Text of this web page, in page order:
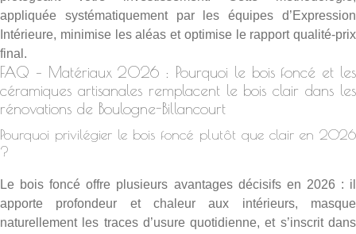
appliquée systématiquement par les équipes d’Expression
Intérieure, minimise les aléas et optimise le rapport qualité-prix
final.
FAQ – Matériaux 2026 : Pourquoi le bois foncé et les
céramiques artisanales remplacent le bois clair dans les
rénovations de Boulogne-Billancourt
Pourquoi privilégier le bois foncé plutôt que clair en 2026
?
Le bois foncé offre plusieurs avantages décisifs en 2026 : il
apporte profondeur et chaleur aux intérieurs, masque
naturellement les traces d’usure quotidienne, et s’inscrit dans